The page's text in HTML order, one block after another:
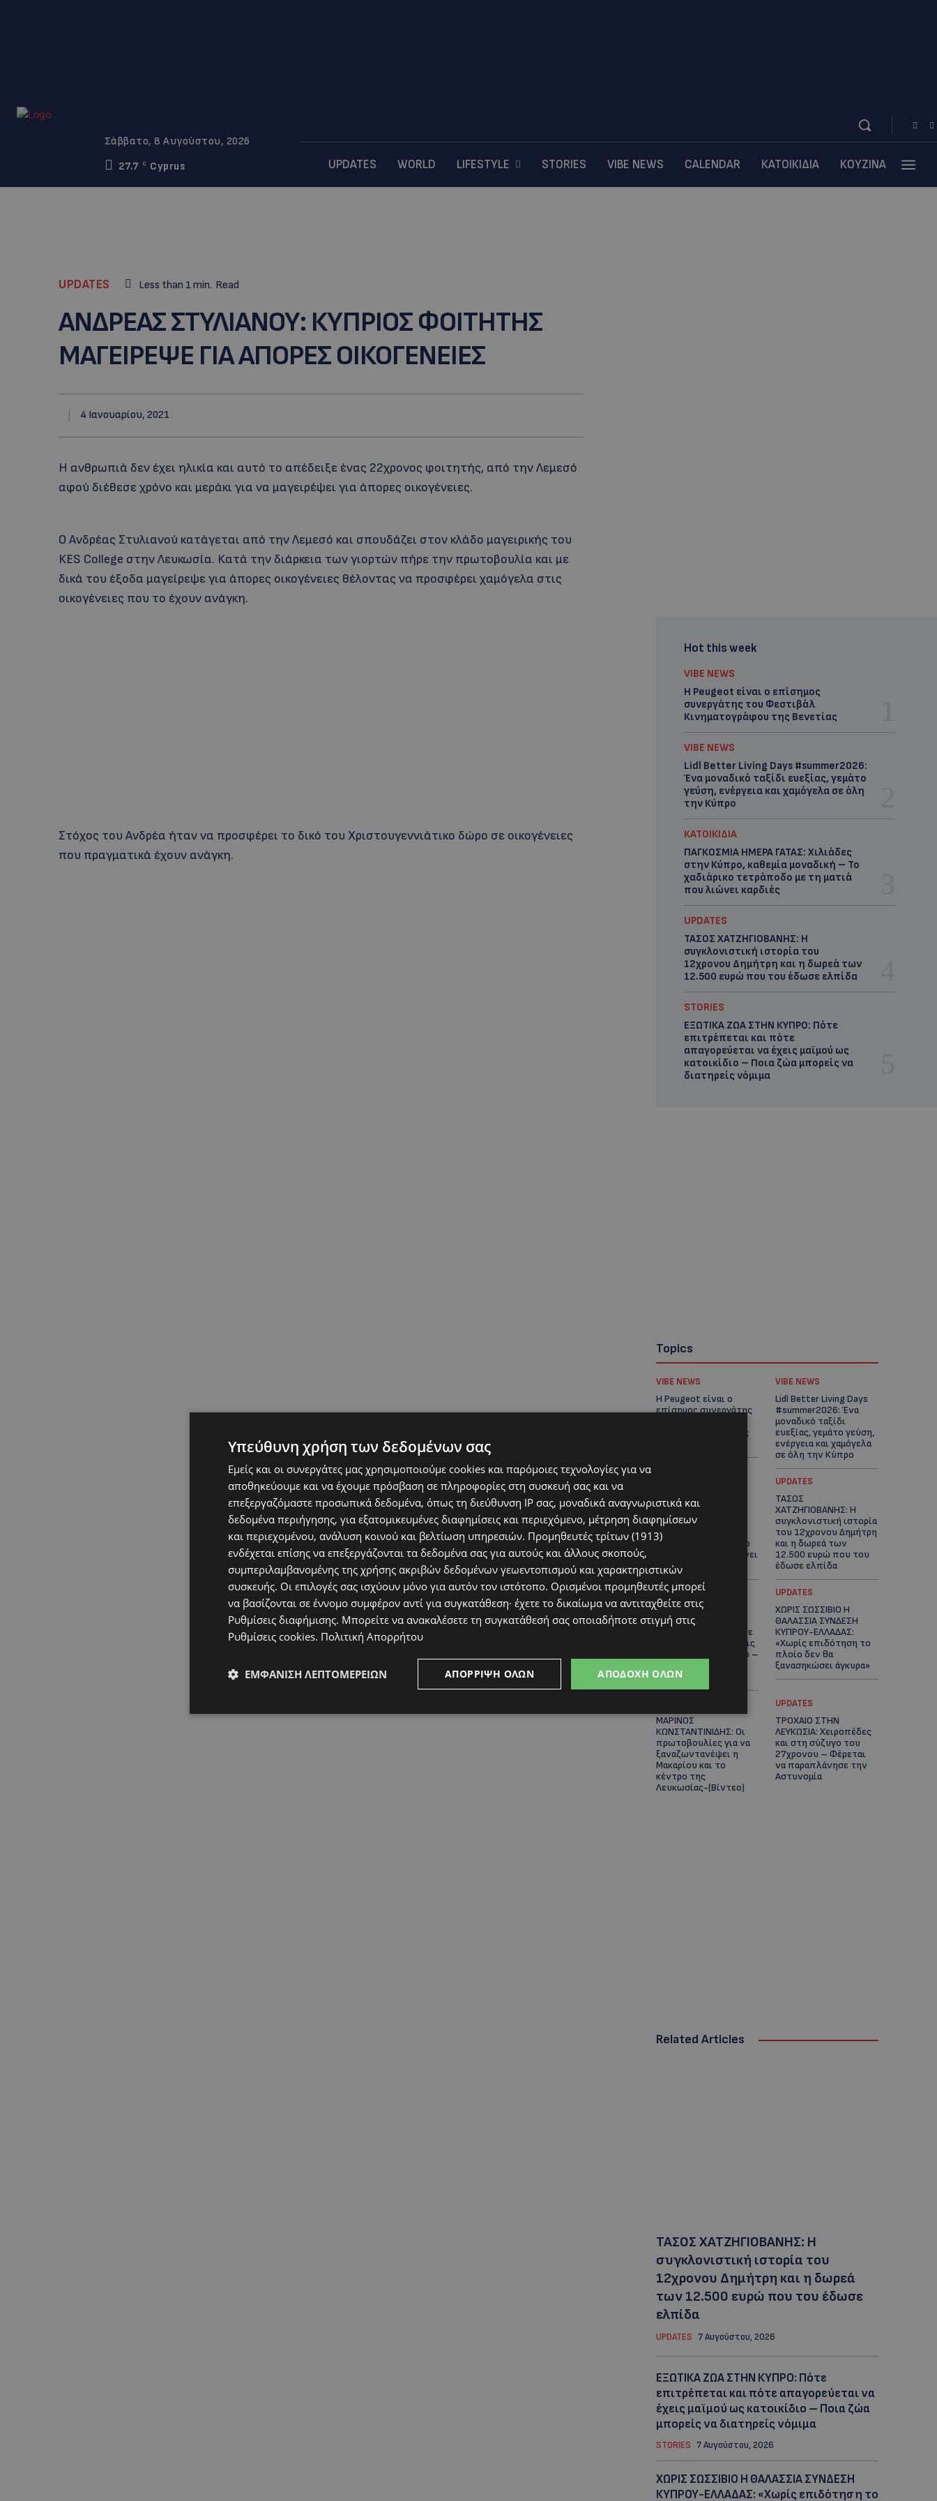
Σάββατο, 8 Αυγούστου, 2026
27.7
C Cyprus UPDATES WORLD LIFESTYLE STORIES VIBE NEWS CALENDAR ΚΑΤΟΙΚΙΔΙΑ ΚΟΥΖΙΝΑ
UPDATES Less than 1 min. Read
ΑΝΔΡΕΑΣ ΣΤΥΛΙΑΝΟΥ: ΚΥΠΡΙΟΣ ΦΟΙΤΗΤΗΣ
ΜΑΓΕΙΡΕΨΕ ΓΙΑ ΑΠΟΡΕΣ ΟΙΚΟΓΕΝΕΙΕΣ
4 Ιανουαρίου, 2021
Η ανθρωπιά δεν έχει ηλικία και αυτό το απέδειξε ένας 22χρoνος φοιτητής, από την Λεμεσό
αφού διέθεσε χρόνο και μεράκι για να μαγειρέψει για άπορες οικογένειες.
Ο Ανδρέας Στυλιανού κατάγεται από την Λεμεσό και σπουδάζει στον κλάδο μαγειρικής του
ΚΕS College στην Λευκωσία. Κατά την διάρκεια των γιορτών πήρε την πρωτοβουλία και με
δικά του έξοδα μαγείρεψε για άπορες οικογένειες θέλοντας να προσφέρει χαμόγελα στις
οικογένειες που το έχουν ανάγκη.
Στόχος του Ανδρέα ήταν να προσφέρει το δικό του Χριστουγεννιάτικο δώρο σε οικογένειες
που πραγματικά έχουν ανάγκη.
Hot this week
VIBE NEWS
Η Peugeot είναι ο επίσημος
συνεργάτης του Φεστιβάλ
Κινηματογράφου της Βενετίας
VIBE NEWS
Lidl Better Living Days #summer2026:
Ένα μοναδικό ταξίδι ευεξίας, γεμάτο
γεύση, ενέργεια και χαμόγελα σε όλη
την Κύπρο
ΚΑΤΟΙΚΙΔΙΑ
ΠΑΓΚΟΣΜΙΑ ΗΜΕΡΑ ΓΑΤΑΣ: Χιλιάδες
στην Κύπρο, καθεμία μοναδική – Το
χαδιάρικο τετράποδο με τη ματιά
που λιώνει καρδιές
UPDATES
ΤΑΣΟΣ ΧΑΤΖΗΓΙΟΒΑΝΗΣ: Η
συγκλονιστική ιστορία του
12χρονου Δημήτρη και η δωρεά των
12.500 ευρώ που του έδωσε ελπίδα
STORIES
ΕΞΩΤΙΚΑ ΖΩΑ ΣΤΗΝ ΚΥΠΡΟ: Πότε
επιτρέπεται και πότε
απαγορεύεται να έχεις μαϊμού ως
κατοικίδιο – Ποια ζώα μπορείς να
διατηρείς νόμιμα
Topics
VIBE NEWS
Η Peugeot είναι ο
επίσημος συνεργάτης
Κινηματογράφου της
VIBE NEWS
Lidl Better Living Days
#summer2026: Ένα
μοναδικό ταξίδι
ευεξίας, γεμάτο γεύση,
ενέργεια και χαμόγελα
σε όλη την Κύπρο
ΠΑΓΚΟΣΜΙΑ ΗΜΕΡΑ
ΓΑΤΑΣ: Χιλιάδες στην
Κύπρο, καθεμία
μοναδική – Το
χαδιάρικο τετράποδο
με τη ματιά που λιώνει
καρδιές
UPDATES
ΤΑΣΟΣ
ΧΑΤΖΗΓΙΟΒΑΝΗΣ: Η
συγκλονιστική ιστορία
του 12χρονου Δημήτρη
και η δωρεά των
12.500 ευρώ που του
έδωσε ελπίδα
STORIES
ΕΞΩΤΙΚΑ ΖΩΑ ΣΤΗΝ
ΚΥΠΡΟ: Πότε
επιτρέπεται και πότε
απαγορεύεται να έχεις
μαϊμού ως κατοικίδιο –
διατηρείς νόμιμα
UPDATES
ΧΩΡΙΣ ΣΩΣΣΙΒΙΟ Η
ΘΑΛΑΣΣΙΑ ΣΥΝΔΕΣΗ
ΚΥΠΡΟΥ-ΕΛΛΑΔΑΣ:
«Χωρίς επιδότηση το
πλοίο δεν θα
ξανασηκώσει άγκυρα»
ΜΑΡΙΝΟΣ
ΚΩΝΣΤΑΝΤΙΝΙΔΗΣ: Οι
πρωτοβουλίες για να
ξαναζωντανέψει η
Μακαρίου και το
κέντρο της
Λευκωσίας-(Βίντεο)
UPDATES
ΤΡΟΧΑΙΟ ΣΤΗΝ
ΛΕΥΚΩΣΙΑ: Χειροπέδες
και στη σύζυγο του
27χρονου – Φέρεται
να παραπλάνησε την
Αστυνομία
Related Articles
ΤΑΣΟΣ ΧΑΤΖΗΓΙΟΒΑΝΗΣ: Η
συγκλονιστική ιστορία του
12χρονου Δημήτρη και η δωρεά
των 12.500 ευρώ που του έδωσε
ελπίδα
UPDATES 7 Αυγούστου, 2026
ΕΞΩΤΙΚΑ ΖΩΑ ΣΤΗΝ ΚΥΠΡΟ: Πότε
επιτρέπεται και πότε απαγορεύεται να
έχεις μαϊμού ως κατοικίδιο – Ποια ζώα
μπορείς να διατηρείς νόμιμα
STORIES 7 Αυγούστου, 2026
ΧΩΡΙΣ ΣΩΣΣΙΒΙΟ Η ΘΑΛΑΣΣΙΑ ΣΥΝΔΕΣΗ
ΚΥΠΡΟΥ-ΕΛΛΑΔΑΣ: «Χωρίς επιδότηση το
Υπεύθυνη χρήση των δεδομένων σας
Εμείς και οι συνεργάτες μας χρησιμοποιούμε cookies και παρόμοιες τεχνολογίες για να
αποθηκεύουμε και να έχουμε πρόσβαση σε πληροφορίες στη συσκευή σας και να
επεξεργαζόμαστε προσωπικά δεδομένα, όπως τη διεύθυνση IP σας, μοναδικά αναγνωριστικά και
δεδομένα περιήγησης, για εξατομικευμένες διαφημίσεις και περιεχόμενο, μέτρηση διαφημίσεων
και περιεχομένου, ανάλυση κοινού και βελτίωση υπηρεσιών. Προμηθευτές τρίτων (1913)
ενδέχεται επίσης να επεξεργάζονται τα δεδομένα σας για αυτούς και άλλους σκοπούς,
συμπεριλαμβανομένης της χρήσης ακριβών δεδομένων γεωεντοπισμού και χαρακτηριστικών
συσκευής. Οι επιλογές σας ισχύουν μόνο για αυτόν τον ιστότοπο. Ορισμένοι προμηθευτές μπορεί
να βασίζονται σε έννομο συμφέρον αντί για συγκατάθεση· έχετε το δικαίωμα να αντιταχθείτε στις
Ρυθμίσεις διαφήμισης. Μπορείτε να ανακαλέσετε τη συγκατάθεσή σας οποιαδήποτε στιγμή στις
Ρυθμίσεις cookies. Πολιτική Απορρήτου
ΑΠΟΔΟΧΉ ΌΛΩΝ
ΑΠΌΡΡΙΨΗ ΌΛΩΝ
ΕΜΦΆΝΙΣΗ ΛΕΠΤΟΜΕΡΕΙΏΝ